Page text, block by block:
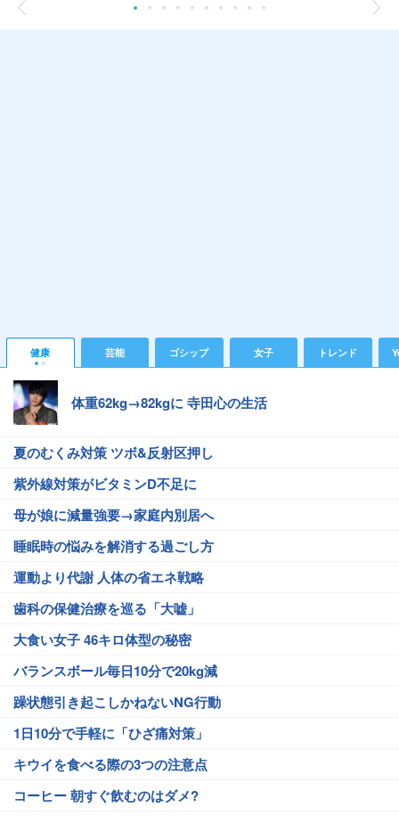
健康 芸能 ゴシップ 女子 トレンド
体重62kg→82kgに 寺田心の生活
夏のむくみ対策 ツボ&反射区押し
紫外線対策がビタミンD不足に
母が娘に減量強要→家庭内別居へ
睡眠時の悩みを解消する過ごし方
運動より代謝 人体の省エネ戦略
歯科の保健治療を巡る「大嘘」
大食い女子 46キロ体型の秘密
バランスボール毎日10分で20kg減
躁状態引き起こしかねないNG行動
1日10分で手軽に「ひざ痛対策」
キウイを食べる際の3つの注意点
コーヒー 朝すぐ飲むのはダメ?